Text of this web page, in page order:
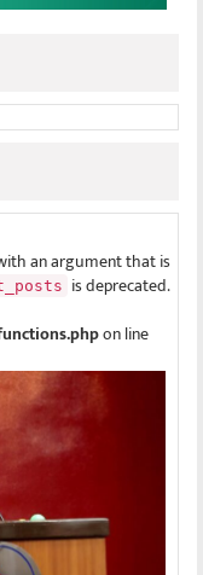
an argument that is
is deprecated.
on line